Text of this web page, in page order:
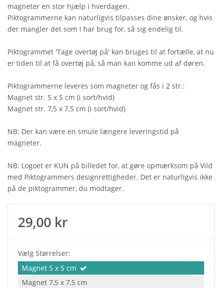
magneter en stor hjælp i hverdagen.
Piktogrammerne kan naturligvis tilpasses dine ønsker, og hvis
der mangler det som I har brug for, så sig endelig til.
Piktogrammet 'Tage overtøj på' kan bruges til at fortælle, at nu
er tiden til at få overtøj på, så man kan komme ud af døren.
Piktogrammerne leveres som magneter og fås i 2 str.:
Magnet str. 5 x 5 cm (i sort/hvid)
Magnet str. 7,5 x 7,5 cm (i sort/hvid)
NB: Der kan være en smule længere leveringstid på
magneter.
NB: Logoet er KUN på billedet for, at gøre opmærksom på Vild
med Piktogrammers designrettigheder. Det er naturligvis ikke
på de piktogrammer, du modtager.
29,00 kr
Vælg Størrelser:
Magnet 5 x 5 cm
Magnet 7,5 x 7,5 cm